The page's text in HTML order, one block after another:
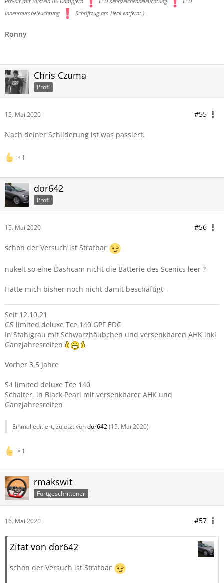
Pro-Kit mit Bilstein B6 Dämpfern LED Kennzeichenbeleuchtung
LED
Innenraumbeleuchtung
Schriftzug am Heck entfernt )
Ronny
Chris Czuma
Profi
15. Mai 2020 #55
Nach deiner Schilderung ist was passiert.
1
dor642
Profi
15. Mai 2020 #56
schon der Versuch ist Strafbar
nukelt so eine Dashcam nicht die Batterie des Scenics leer ?
Hatte mich bisher noch nicht damit beschäftigt-
Seit 12.10.21
GS limited deluxe Tce 140 GPF EDC
In Stahlgrau mit Schwarzhäubchen und versenkbaren AHK inkl
Ganzjahresreifen
Vorher 3,5 Jahre
S4 limited deluxe Tce 140
Schalter, in Black Pearl mit versenkbarer AHK und
Ganzjahresreifen
Einmal editiert, zuletzt vondor642(15. Mai 2020)
1
rmakswit
Fortgeschrittener
16. Mai 2020 #57
Zitat von dor642
schon der Versuch ist Strafbar